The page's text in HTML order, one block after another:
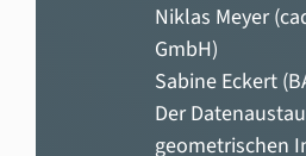
Niklas Meyer
GmbH)
Sabine Eckert
Der
geometrischen